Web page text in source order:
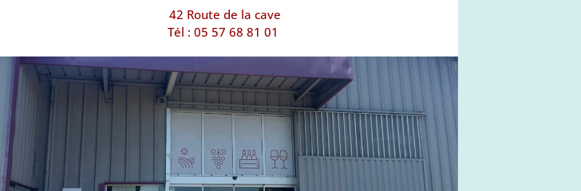
42 Route de la cave
Tél : 05 57 68 81 01